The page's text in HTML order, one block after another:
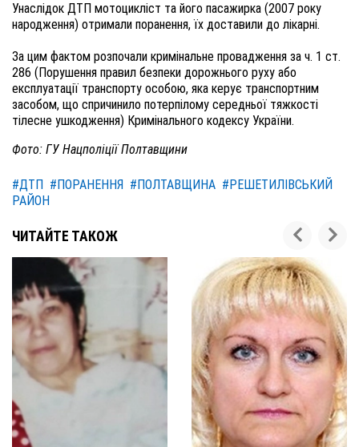
Унаслідок ДТП мотоцикліст та його пасажирка (2007 року
народження) отримали поранення, їх доставили до лікарні.
За цим фактом розпочали кримінальне провадження за ч. 1 ст.
286 (Порушення правил безпеки дорожнього руху або
експлуатації транспорту особою, яка керує транспортним
засобом, що спричинило потерпілому середньої тяжкості
тілесне ушкодження) Кримінального кодексу України.
Фото: ГУ Нацполіції Полтавщини
#ДТП #ПОРАНЕННЯ #ПОЛТАВЩИНА #РЕШЕТИЛІВСЬКИЙ
РАЙОН
ЧИТАЙТЕ ТАКОЖ